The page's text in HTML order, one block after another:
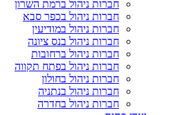
חברות ניהול ברמת השרון
חברות ניהול בכפר סבא
חברות ניהול במודיעין
חברות ניהול בנס ציונה
חברות ניהול ברחובות
חברות ניהול בפתח תקווה
חברות ניהול בחולון
חברות ניהול בנתניה
חברות ניהול בחדרה